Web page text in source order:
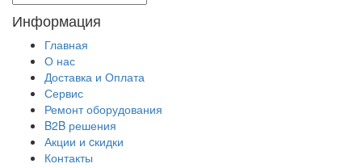
Информация
Главная
О нас
Доставка и Оплата
Сервис
Ремонт оборудования
B2B решения
Акции и cкидки
Контакты